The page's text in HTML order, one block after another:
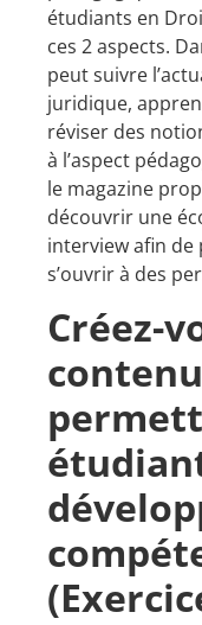
étudiants en
ces 2 aspects.
peut suivre
juridique,
réviser des
à l’aspect
le magazine
découvrir une
interview afin de
s’ouvrir à des
Créez-